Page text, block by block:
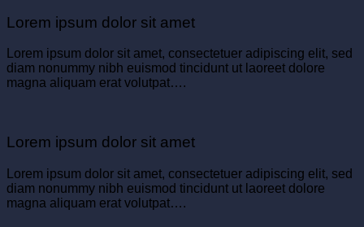
Lorem ipsum dolor sit amet
Lorem ipsum dolor sit amet, consectetuer adipiscing elit, sed
diam nonummy nibh euismod tincidunt ut laoreet dolore
magna aliquam erat volutpat….
Lorem ipsum dolor sit amet
Lorem ipsum dolor sit amet, consectetuer adipiscing elit, sed
diam nonummy nibh euismod tincidunt ut laoreet dolore
magna aliquam erat volutpat….